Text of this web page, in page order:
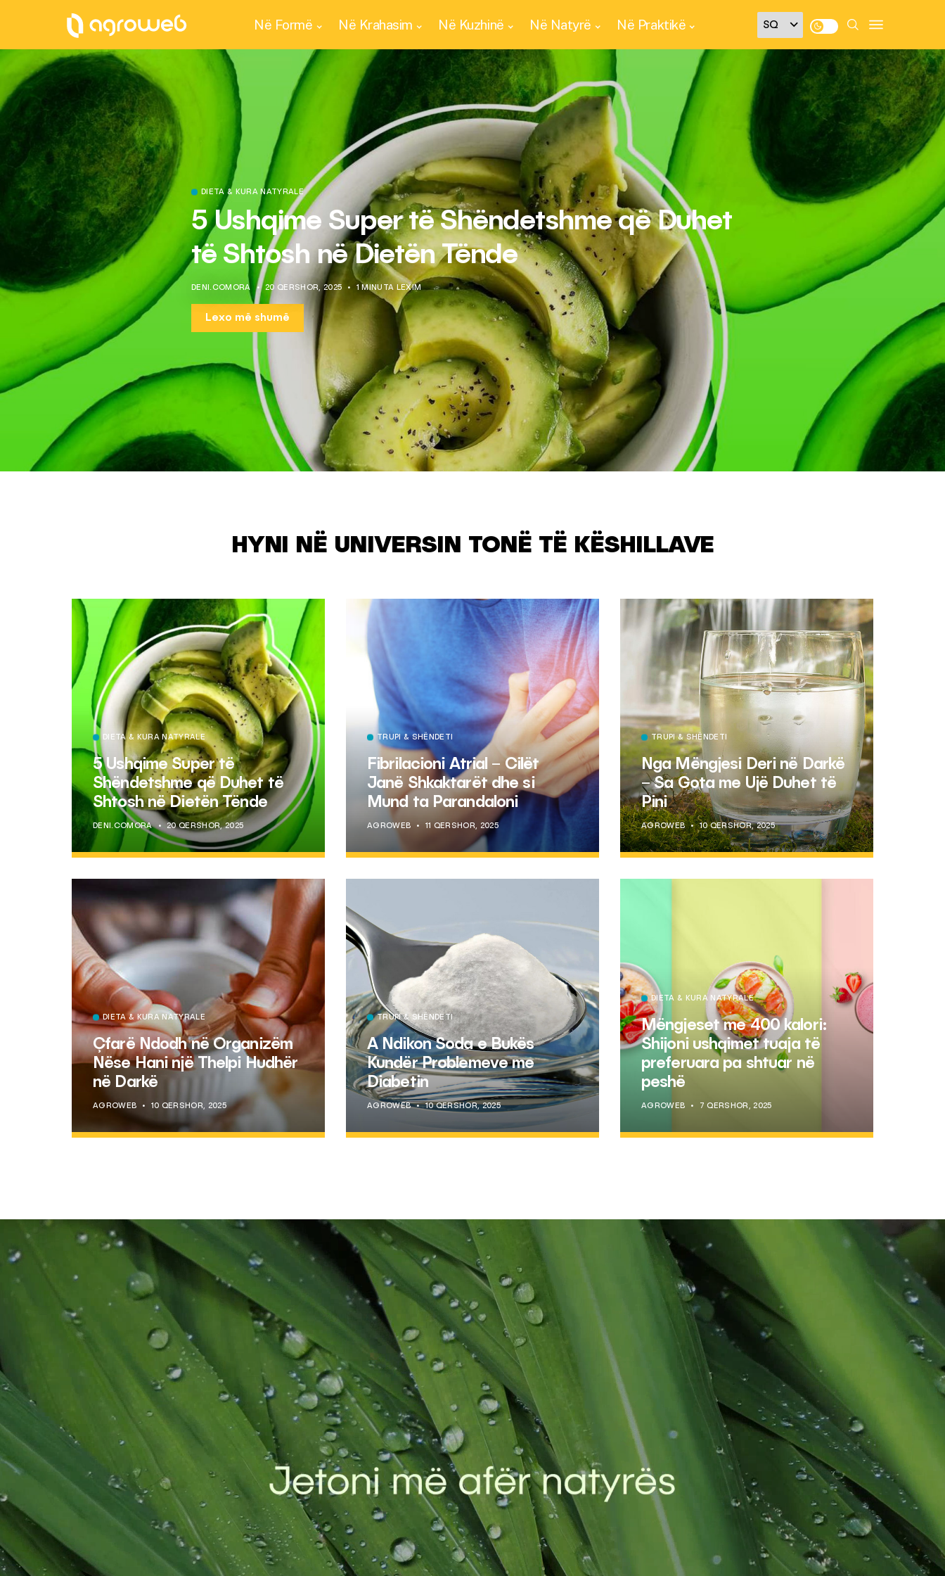
Në Formë Në Krahasim Në Kuzhinë Në Natyrë Në Praktikë
DIETA & KURA NATYRALE
5 Ushqime Super të Shëndetshme që Duhet
të Shtosh në Dietën Tënde
DENI.COMORA 20 QERSHOR, 2025 1 MINUTA LEXIM
Lexo më shumë
HYNI NË UNIVERSIN TONË TË KËSHILLAVE
DIETA & KURA NATYRALE
5 Ushqime Super të
Shëndetshme që Duhet të
Shtosh në Dietën Tënde
DENI.COMORA 20 QERSHOR, 2025
TRUPI & SHËNDETI
Fibrilacioni Atrial – Cilët
Janë Shkaktarët dhe si
Mund ta Parandaloni
AGROWEB 11 QERSHOR, 2025
TRUPI & SHËNDETI
Nga Mëngjesi Deri në Darkë
– Sa Gota me Ujë Duhet të
Pini
AGROWEB 10 QERSHOR, 2025
DIETA & KURA NATYRALE
Çfarë Ndodh në Organizëm
Nëse Hani një Thelpi Hudhër
në Darkë
AGROWEB 10 QERSHOR, 2025
TRUPI & SHËNDETI
A Ndikon Soda e Bukës
Kundër Problemeve me
Diabetin
AGROWEB 10 QERSHOR, 2025
DIETA & KURA NATYRALE
Mëngjeset me 400 kalori:
Shijoni ushqimet tuaja të
preferuara pa shtuar në
peshë
AGROWEB 7 QERSHOR, 2025